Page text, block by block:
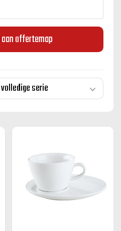
offertemap
serie